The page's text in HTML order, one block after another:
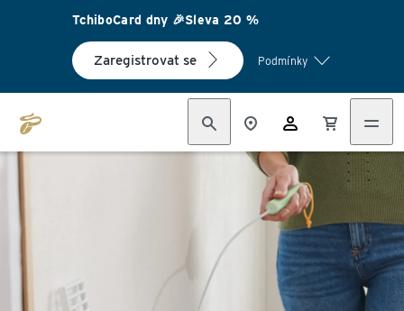
TchiboCard dny 🎉Sleva 20 %
Zaregistrovat se Podmínky